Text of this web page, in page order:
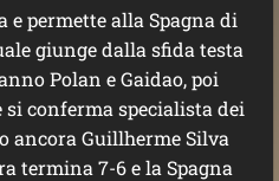
permette alla Spagna di
giunge dalla sfida testa
Polan e Gaidao, poi
conferma specialista dei
ancora Guillherme Silva
termina 7-6 e la Spagna